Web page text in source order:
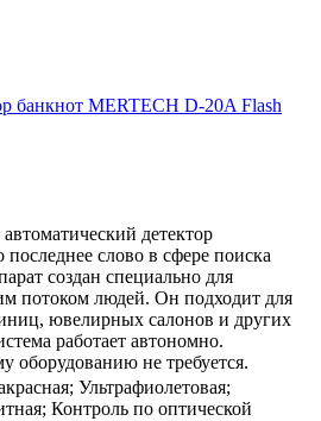
банкнот MERTECH D-20A Flash
детектор
слово в сфере поиска
создан специально для
потоком людей. Он подходит для
ювелирных салонов и других
работает автономно.
оборудованию не требуется.
Ультрафиолетовая;
Контроль по оптической